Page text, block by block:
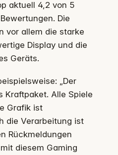
aktuell 4,2 von 5
Die
vor allem die starke
Display und die
Geräts.
„Der
Kraftpaket. Alle Spiele
Grafik ist
die Verarbeitung ist
Rückmeldungen
diesem Gaming